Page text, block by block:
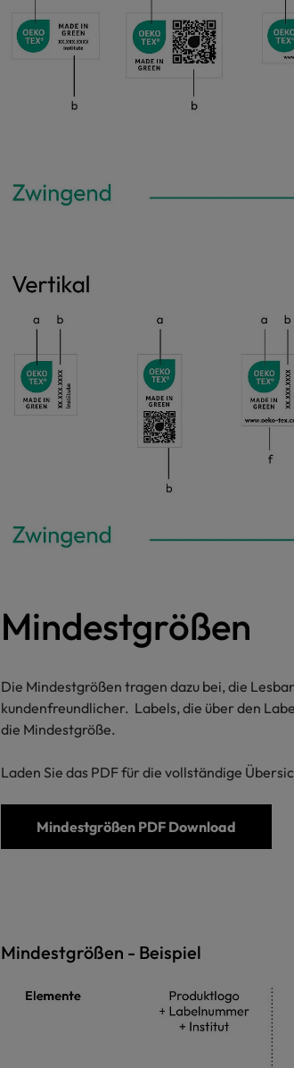
Mindestgrößen
Die Mindestgrößen tragen dazu bei, die
kundenfreundlicher. Labels, die über den
die Mindestgröße.
Laden Sie das PDF für die vollständige
Mindestgrößen PDF Download
Mindestgrößen - Beispiel